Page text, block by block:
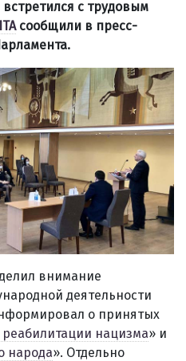
с трудовым
сообщили в пресс-
внимание
деятельности
о принятых
нацизма» и
народа». Отдельно